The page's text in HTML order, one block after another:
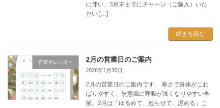
に伴い、3月末までにチャージ（ご購入）いた
だい […]
続きを読む
営業カレンダー 2月の営業日のご案内
2026年1月30日
2月の営業日のご案内です。 寒さで身体がこわ
ばりやすく、無意識に呼吸が浅くなりやすい季
節。2月は「ゆるめて、巡らせて、温める」こ